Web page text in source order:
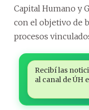
Capital Humano y
con el objetivo de
procesos
Recibí las
al canal de ÚH